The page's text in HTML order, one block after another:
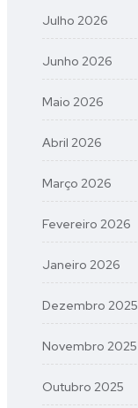
Julho 2026
Junho 2026
Maio 2026
Abril 2026
Março 2026
Fevereiro 2026
Janeiro 2026
Dezembro 2025
Novembro 2025
Outubro 2025